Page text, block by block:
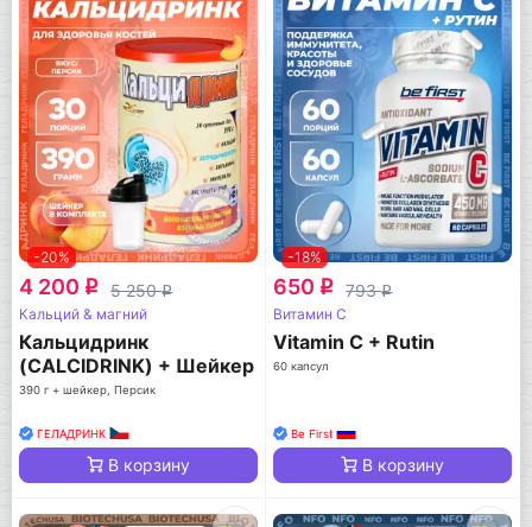
-20%
4 200 q 5 250q
Кальций & магний
Кальцидринк
(CALCIDRINK) + Шейкер
390 г + шейкер, Персик
ГЕЛАДРИНК
В корзину
-18%
650 q 793q
Витамин C
Vitamin C + Rutin
60 капсул
Be First
В корзину